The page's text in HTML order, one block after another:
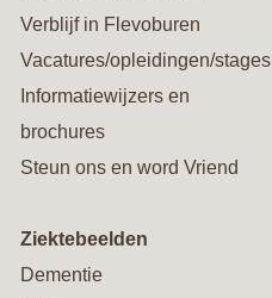
Verblijf in Flevoburen
Vacatures/opleidingen/stages
Informatiewijzers en
brochures
Steun ons en word Vriend
Ziektebeelden
Dementie